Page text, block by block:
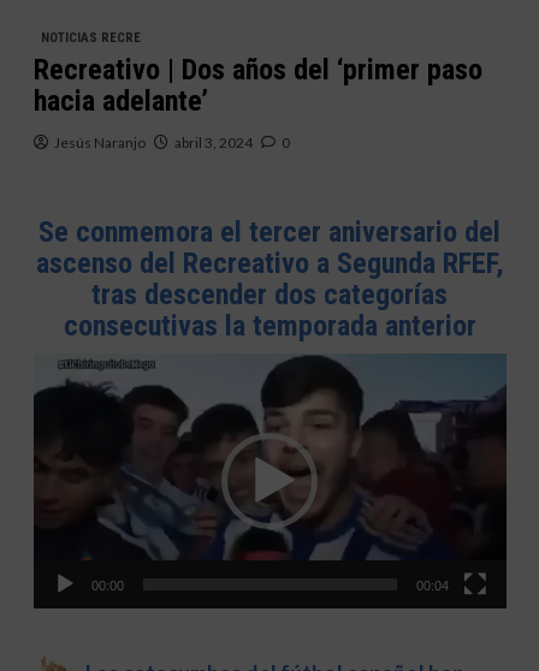
NOTICIAS RECRE
Recreativo | Dos años del ‘primer paso
hacia adelante’
Jesús Naranjo abril 3, 2024 0
Se conmemora el tercer aniversario del
ascenso del Recreativo a Segunda RFEF,
tras descender dos categorías
consecutivas la temporada anterior
Reproductor
de
00:00 00:04